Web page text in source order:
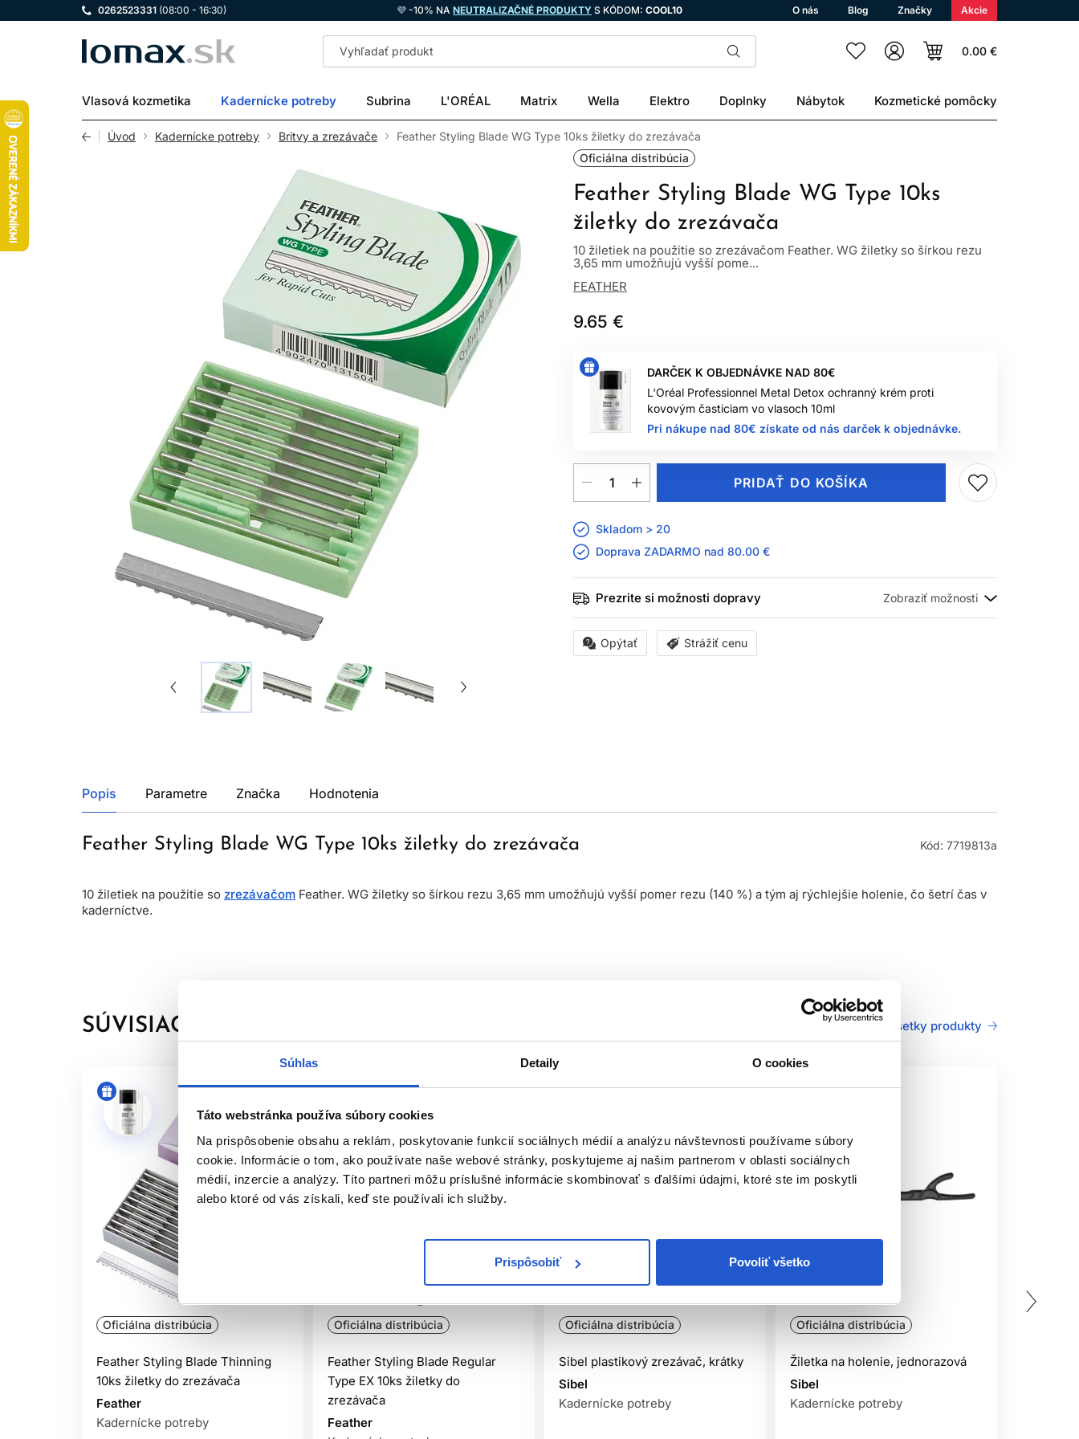
Súhlas Detaily O cookies
Táto webstránka používa súbory cookies
Na prispôsobenie obsahu a reklám, poskytovanie funkcií sociálnych médií a analýzu návštevnosti používame súbory
cookie. Informácie o tom, ako používate naše webové stránky, poskytujeme aj našim partnerom v oblasti sociálnych
médií, inzercie a analýzy. Títo partneri môžu príslušné informácie skombinovať s ďalšími údajmi, ktoré ste im poskytli
alebo ktoré od vás získali, keď ste používali ich služby.
Prispôsobiť Povoliť všetko
0262523331 (08:00 - 16:30) 💜 -10% NA NEUTRALIZAČNÉ PRODUKTY S KÓDOM: COOL10 O nás Blog Značky Akcie
LOMAX 0.00 €
Vlasová kozmetika Kadernícke potreby Subrina L'ORÉAL Matrix Wella Elektro Doplnky Nábytok Kozmetické pomôcky
Úvod Kadernícke potreby Britvy a zrezávače
Feather Styling Blade WG Type 10ks žiletky do zrezávača
Oficiálna distribúcia
Feather Styling Blade WG Type 10ks
žiletky do zrezávača
10 žiletiek na použitie so zrezávačom Feather. WG žiletky so šírkou rezu
3,65 mm umožňujú vyšší pome...
FEATHER
9.65 €
DARČEK K OBJEDNÁVKE NAD 80€
L'Oréal Professionnel Metal Detox ochranný krém proti
kovovým časticiam vo vlasoch 10ml
Pri nákupe nad 80€ získate od nás darček k objednávke.
PRIDAŤ DO KOŠÍKA
Skladom > 20
Doprava ZADARMO nad 80.00 €
Prezrite si možnosti dopravy
Opýtať Strážiť cenu
Popis Parametre Značka Hodnotenia
Feather Styling Blade WG Type 10ks žiletky do zrezávača Kód: 7719813a
10 žiletiek na použitie so zrezávačom Feather. WG žiletky so šírkou rezu 3,65 mm umožňujú vyšší pomer rezu (140 %) a tým aj rýchlejšie holenie, čo šetrí čas v
kaderníctve.
SÚVISIACE PRODUKTY Všetky produkty
Oficiálna distribúcia
Feather Styling Blade Thinning
10ks žiletky do zrezávača
Feather
Kadernícke potreby
Oficiálna distribúcia
Feather Styling Blade Regular
Type EX 10ks žiletky do
zrezávača
Feather
Oficiálna distribúcia
Sibel plastikový zrezávač, krátky
Sibel
Kadernícke potreby
Oficiálna distribúcia
Žiletka na holenie, jednorazová
Sibel
Kadernícke potreby